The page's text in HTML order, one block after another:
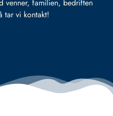
venner, familien, bedriften
tar vi kontakt!